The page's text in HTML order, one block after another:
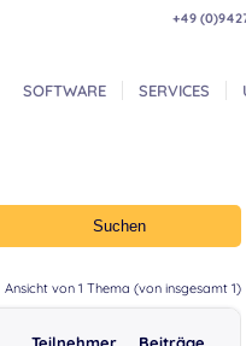
+49
SOFTWARE SERVICES
Ansicht von 1 Thema (von insgesamt 1)